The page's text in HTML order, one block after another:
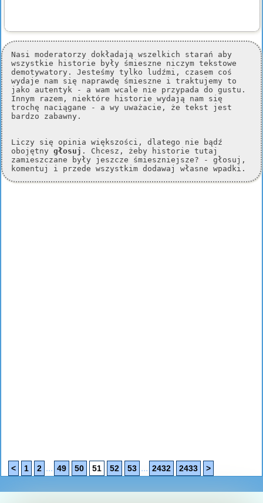
Nasi moderatorzy dokładają wszelkich starań aby
wszystkie historie były śmieszne niczym tekstowe
demotywatory. Jesteśmy tylko ludźmi, czasem coś
wydaje nam się naprawdę śmieszne i traktujemy to
jako autentyk - a wam wcale nie przypada do gustu.
Innym razem, niektóre historie wydają nam się
trochę naciągane - a wy uważacie, że tekst jest
bardzo zabawny.
Liczy się opinia większości, dlatego nie bądź
obojętny głosuj . Chcesz, żeby historie tutaj
zamieszczane były jeszcze śmieszniejsze? - głosuj,
komentuj i przede wszystkim dodawaj własne wpadki.
< 1 2 ... 49 50 51 52 53 ... 2432 2433 >